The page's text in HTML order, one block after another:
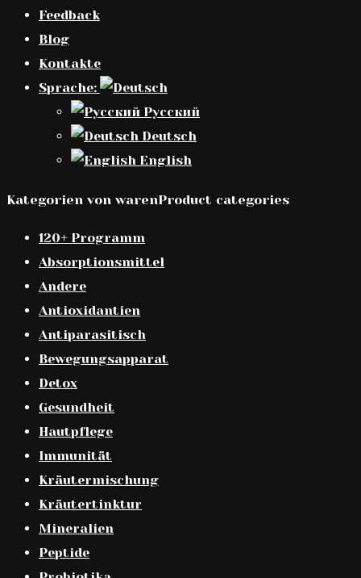
Feedback
Blog
Kontakte
Sprache:
Русский
Deutsch
English
Kategorien von warenProduct categories
120+ Programm
Absorptionsmittel
Andere
Antioxidantien
Antiparasitisch
Bewegungsapparat
Detox
Gesundheit
Hautpflege
Immunität
Kräutermischung
Kräutertinktur
Mineralien
Peptide